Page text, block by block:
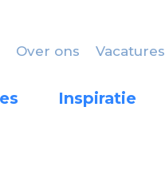
Over ons Vacatures
Inspiratie